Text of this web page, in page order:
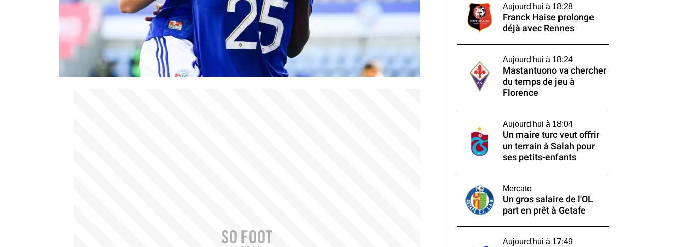
Aujourd'hui à 18:28
Franck Haise prolonge
déjà avec Rennes
Aujourd'hui à 18:24
Mastantuono va chercher
du temps de jeu à
Florence
Aujourd'hui à 18:04
Un maire turc veut offrir
un terrain à Salah pour
ses petits-enfants
Mercato
Un gros salaire de l'OL
part en prêt à Getafe
Aujourd'hui à 17:49